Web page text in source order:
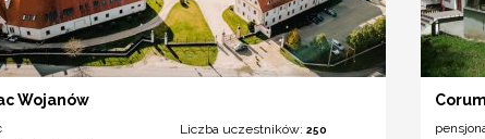
Wojanów
Liczba uczestników:250
Corum